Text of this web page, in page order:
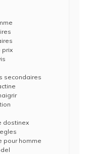
prix
secondaires
dostinex
pour homme